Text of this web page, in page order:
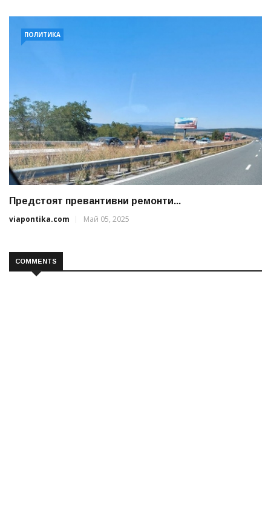
ПОЛИТИКА
Предстоят превантивни ремонти...
viapontika.com
Май 05, 2025
COMMENTS